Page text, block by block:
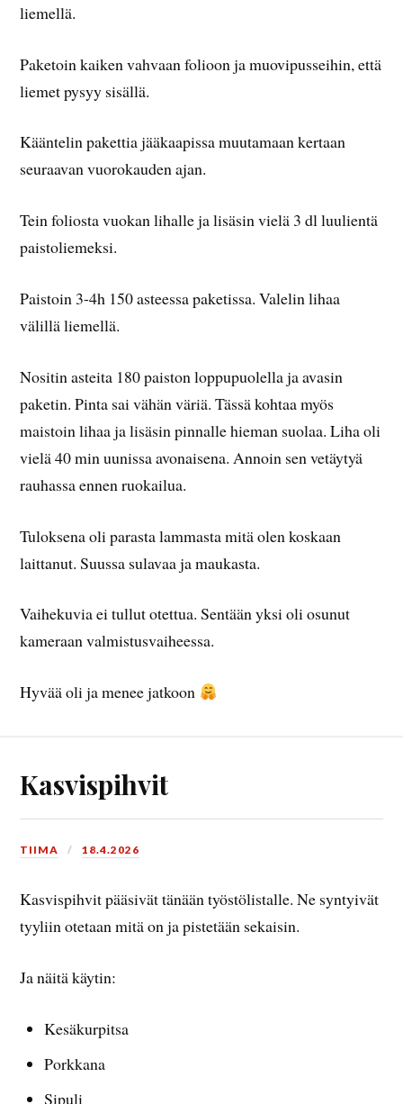
liemellä.
Paketoin kaiken vahvaan folioon ja muovipusseihin, että
liemet pysyy sisällä.
Kääntelin pakettia jääkaapissa muutamaan kertaan
seuraavan vuorokauden ajan.
Tein foliosta vuokan lihalle ja lisäsin vielä 3 dl luulientä
paistoliemeksi.
Paistoin 3-4h 150 asteessa paketissa. Valelin lihaa
välillä liemellä.
Nositin asteita 180 paiston loppupuolella ja avasin
paketin. Pinta sai vähän väriä. Tässä kohtaa myös
maistoin lihaa ja lisäsin pinnalle hieman suolaa. Liha oli
vielä 40 min uunissa avonaisena. Annoin sen vetäytyä
rauhassa ennen ruokailua.
Tuloksena oli parasta lammasta mitä olen koskaan
laittanut. Suussa sulavaa ja maukasta.
Vaihekuvia ei tullut otettua. Sentään yksi oli osunut
kameraan valmistusvaiheessa.
Hyvää oli ja menee jatkoon
Kasvispihvit
TIIMA 18.4.2026
Kasvispihvit pääsivät tänään työstölistalle. Ne syntyivät
tyyliin otetaan mitä on ja pistetään sekaisin.
Ja näitä käytin:
Kesäkurpitsa
Porkkana
Sipuli